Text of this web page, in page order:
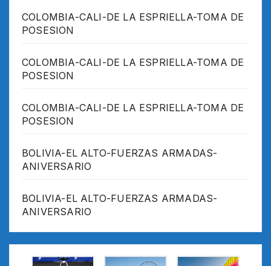
COLOMBIA-CALI-DE LA ESPRIELLA-TOMA DE
POSESION
COLOMBIA-CALI-DE LA ESPRIELLA-TOMA DE
POSESION
COLOMBIA-CALI-DE LA ESPRIELLA-TOMA DE
POSESION
BOLIVIA-EL ALTO-FUERZAS ARMADAS-
ANIVERSARIO
BOLIVIA-EL ALTO-FUERZAS ARMADAS-
ANIVERSARIO